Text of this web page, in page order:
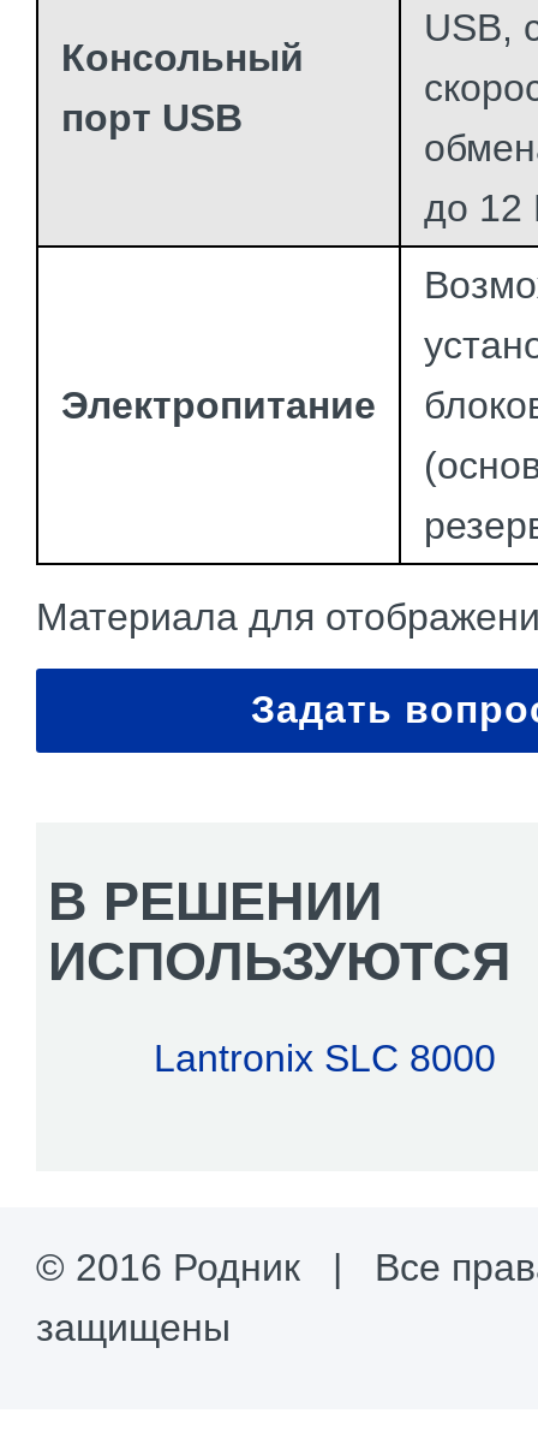
Консольный
порт USB
USB,
до 12
Электропитание
Материала для
Задать
В РЕШЕНИИ
ИСПОЛЬЗУЮТСЯ
Lantronix SLC 8000
© 2016 Родник | Все
защищены